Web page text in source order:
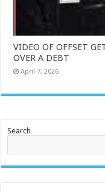
VIDEO OF OFFSET
OVER A DEBT
April 7, 2026
Search